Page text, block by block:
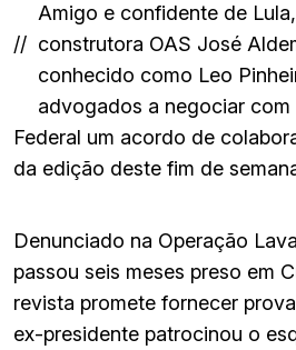
//
Amigo e confidente de
construtora OAS José
conhecido como Leo
advogados a negociar
Federal um acordo de
da edição deste fim de
Denunciado na Operação
passou seis meses preso em
revista promete fornecer
ex-presidente patrocinou o